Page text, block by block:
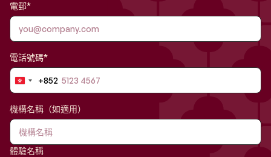
電郵*
電話號碼*
Hong
Kong
SAR
China
+852
+852
機構名稱（如適用）
體驗名稱